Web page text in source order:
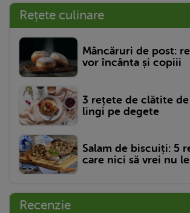
Rețete culinare
Mâncăruri de post:
vor încânta și copiii
3 rețete de clătite
lingi pe degete
Salam de biscuiți: 5
care nici să vrei nu
Recenzie